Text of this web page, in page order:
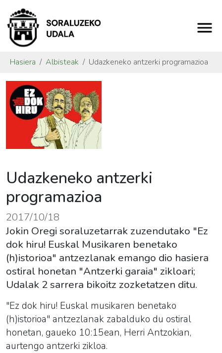
Hasiera Albisteak Udazkeneko antzerki programazioa
Udazkeneko antzerki
programazioa
2017/10/18
Jokin Oregi soraluzetarrak zuzendutako "Ez
dok hiru! Euskal Musikaren benetako
(h)istorioa" antzezlanak emango dio hasiera
ostiral honetan "Antzerki garaia" zikloari;
Udalak 2 sarrera bikoitz zozketatzen ditu.
"Ez dok hiru! Euskal musikaren benetako
(h)istorioa" antzezlanak zabalduko du ostiral
honetan, gaueko 10:15ean, Herri Antzokian,
aurtengo antzerki zikloa.